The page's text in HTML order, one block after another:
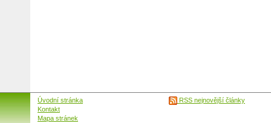
Úvodní stránka
Kontakt
Mapa stránek
RSS nejnovější články